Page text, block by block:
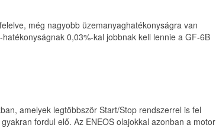
még nagyobb üzemanyaghatékonyságra van
0,03%-kal jobbnak kell lennie a GF-6B
amelyek legtöbbször Start/Stop rendszerrel is fel
fordul elő. Az ENEOS olajokkal azonban a motor